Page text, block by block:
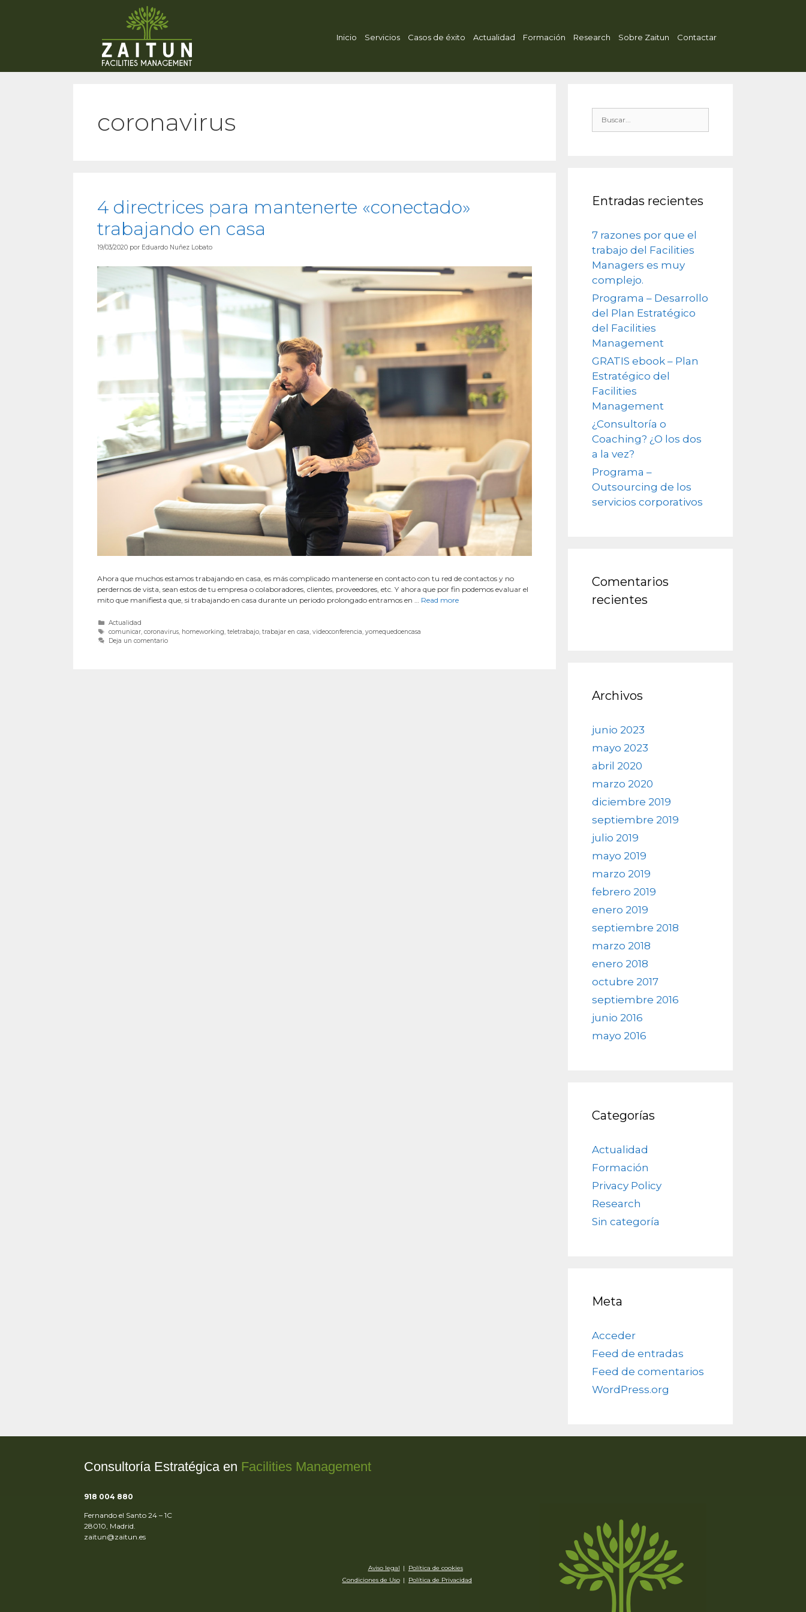
Inicio Servicios Casos de éxito Actualidad Formación Research Sobre Zaitun Contactar
coronavirus
4 directrices para mantenerte «conectado»
trabajando en casa
19/03/2020 por Eduardo Nuñez Lobato
Ahora que muchos estamos trabajando en casa, es más complicado mantenerse en contacto con tu red de contactos y no
perdernos de vista, sean estos de tu empresa o colaboradores, clientes, proveedores, etc. Y ahora que por fin podemos evaluar el
mito que manifiesta que, si trabajando en casa durante un periodo prolongado entramos en … Read more
Actualidad
comunicar,coronavirus, homeworking,teletrabajo,trabajar en casa,videoconferencia,yomequedoencasa
Deja un comentario
Entradas recientes
7 razones por que el
trabajo del Facilities
Managers es muy
complejo.
Programa – Desarrollo
del Plan Estratégico
del Facilities
Management
GRATIS ebook – Plan
Estratégico del
Facilities
Management
¿Consultoría o
Coaching? ¿O los dos
a la vez?
Programa –
Outsourcing de los
servicios corporativos
Comentarios
recientes
Archivos
junio 2023
mayo 2023
abril 2020
marzo 2020
diciembre 2019
septiembre 2019
julio 2019
mayo 2019
marzo 2019
febrero 2019
enero 2019
septiembre 2018
marzo 2018
enero 2018
octubre 2017
septiembre 2016
junio 2016
mayo 2016
Categorías
Actualidad
Formación
Privacy Policy
Research
Sin categoría
Meta
Acceder
Feed de entradas
Feed de comentarios
WordPress.org
Consultoría Estratégica en Facilities Management
918 004 880
Fernando el Santo 24 – 1C
28010, Madrid.
zaitun@zaitun.es
Aviso legal |
Política de cookies
Condiciones de Uso | Política de Privacidad